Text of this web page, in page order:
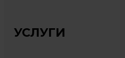
УСЛУГИ